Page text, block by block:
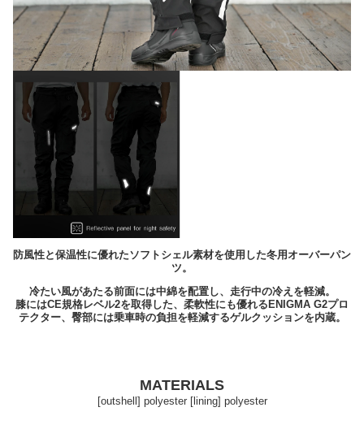
防風性と保温性に優れたソフトシェル素材を使用した冬用オーバーパン
ツ。
冷たい風があたる前面には中綿を配置し、走行中の冷えを軽減。
膝にはCE規格レベル2を取得した、柔軟性にも優れるENIGMA G2プロ
テクター、臀部には乗車時の負担を軽減するゲルクッションを内蔵。
MATERIALS
[outshell] polyester [lining] polyester